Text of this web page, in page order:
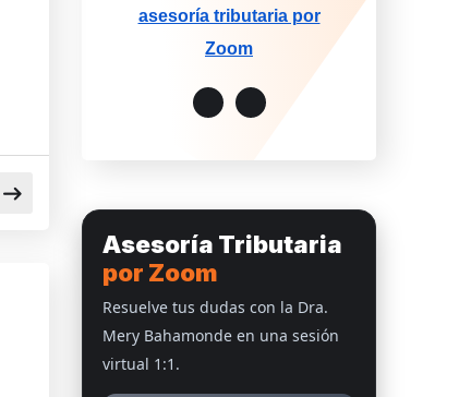
asesoría tributaria por
Zoom
Asesoría Tributaria
por Zoom
Resuelve tus dudas con la Dra.
Mery Bahamonde en una sesión
virtual 1:1.